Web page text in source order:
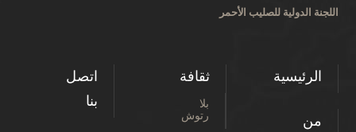
اللجنة الدولية للصليب الأحمر
الرئيسية
من
ثقافة
بلا
رتوش
اتصل
بنا